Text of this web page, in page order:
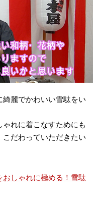
麗でかわいい雪駄をい
れに着こなすためにも
だわっていただきたい
しゃれに極める！雪駄